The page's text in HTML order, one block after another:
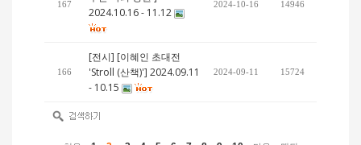
167
2024.10.16 - 11.12
2024-10-16 14946
166
[전시] [이혜인 초대전
'Stroll (산책)'] 2024.09.11
- 10.15
2024-09-11 15724